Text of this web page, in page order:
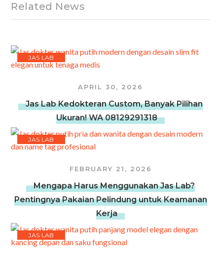
Related News
JAS LAB
APRIL 30, 2026
Jas Lab Kedokteran Custom, Banyak Pilihan
Ukuran! WA 08129291318
JAS LAB
FEBRUARY 21, 2026
Mengapa Harus Menggunakan Jas Lab?
Pentingnya Pakaian Pelindung untuk Keamanan
Kerja
JAS LAB